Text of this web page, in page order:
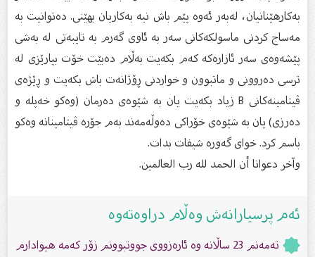
بەكارهێنانیان، لەبەر ئەوە پێم باش نیە بەكاریان بهێنى. دەتوانیت بە
مەساج كردنى ماسولكەكانى سەر بە ئاوى گەرم بە تایبەتى لە بەشى
پێشەوەى سەر ئازارەكە كەم بكەیت بەڵام دەبێت خۆت بپارێزى لە
ترسى دەروونى و ماتبوون و خواردنى ڕۆژانەت باش بكەیت و ڕێژەى
ڤیتامینەكانى B زیاد بكەیت یان بە شێوەى دەرمان (وەكو خەپلە و
دەرزى) یان بە شێوەى خۆراكى دەوڵەمەند بەم جۆرە ڤیتامینانە وەكو
باسم كرد. خواى گەورە شیفات بدات.
وآخر دعوانا أن الحمد لله رب العالمين.‌‌
ئەم پرسیارانەش وەڵام دراوەتەوە
تەمەنم 23 ساڵانە‌ وە ئارەزووى جووتبوونم زۆر كەمە هیوادارم